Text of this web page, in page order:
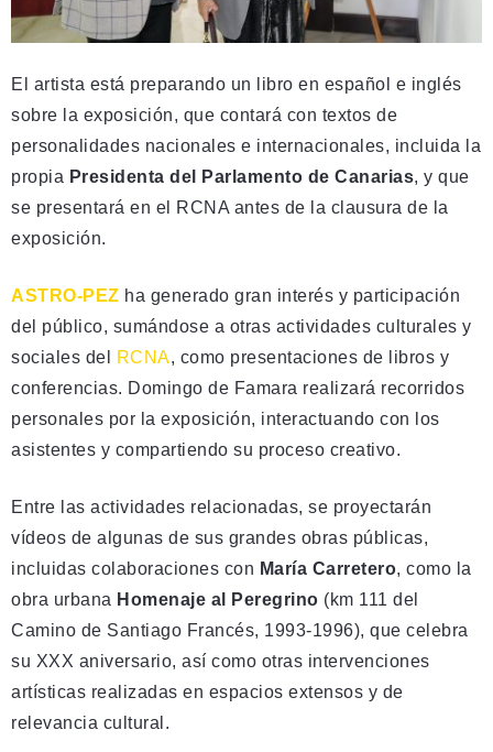
El artista está preparando un libro en español e inglés
sobre la exposición, que contará con textos de
personalidades nacionales e internacionales, incluida la
propia Presidenta del Parlamento de Canarias, y que
se presentará en el RCNA antes de la clausura de la
exposición.
ASTRO-PEZ ha generado gran interés y participación
del público, sumándose a otras actividades culturales y
sociales del
RCNA, como presentaciones de libros y
conferencias. Domingo de Famara realizará recorridos
personales por la exposición, interactuando con los
asistentes y compartiendo su proceso creativo.
Entre las actividades relacionadas, se proyectarán
vídeos de algunas de sus grandes obras públicas,
incluidas colaboraciones con María Carretero, como la
obra urbana Homenaje al Peregrino (km 111 del
Camino de Santiago Francés, 1993-1996), que celebra
su XXX aniversario, así como otras intervenciones
artísticas realizadas en espacios extensos y de
relevancia cultural.